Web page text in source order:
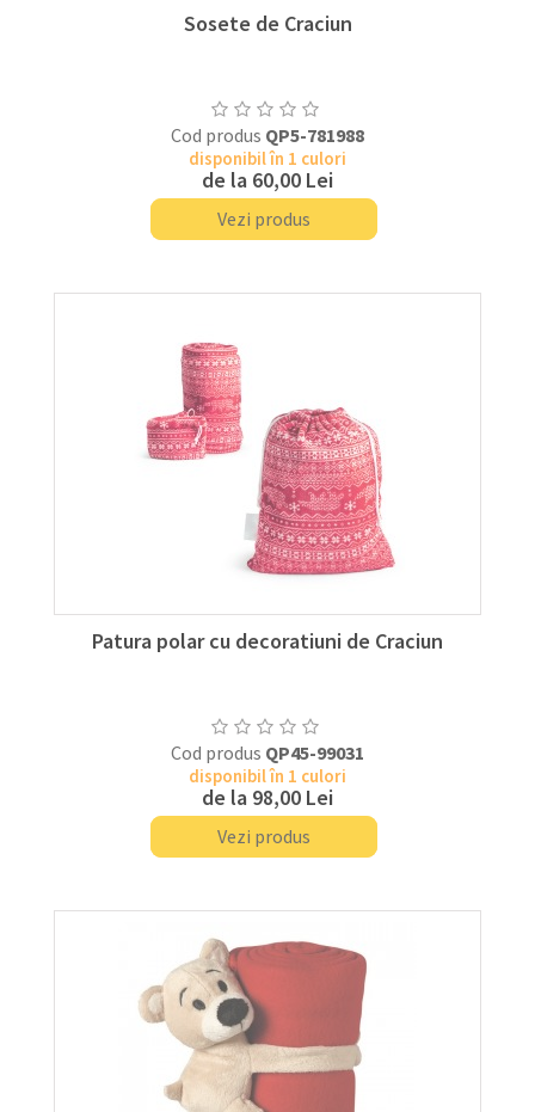
Sosete de Craciun
Cod produs QP5-781988
disponibil în 1 culori
de la 60,00 Lei
Vezi produs
Patura polar cu decoratiuni de Craciun
Cod produs QP45-99031
disponibil în 1 culori
de la 98,00 Lei
Vezi produs